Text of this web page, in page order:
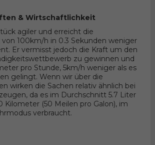
& Wirtschaftlichkeit
agiler und erreicht die
100km/h in 0.3 Sekunden weniger
Er vermisst jedoch die Kraft um den
zu gewinnen und
pro Stunde, 5km/h weniger als es
gelingt. Wenn wir über die
wirken die Sachen relativ ähnlich bei
da es im Durchschnitt 5.7 Liter
Kilometer (50 Meilen pro Galon), im
verbraucht.